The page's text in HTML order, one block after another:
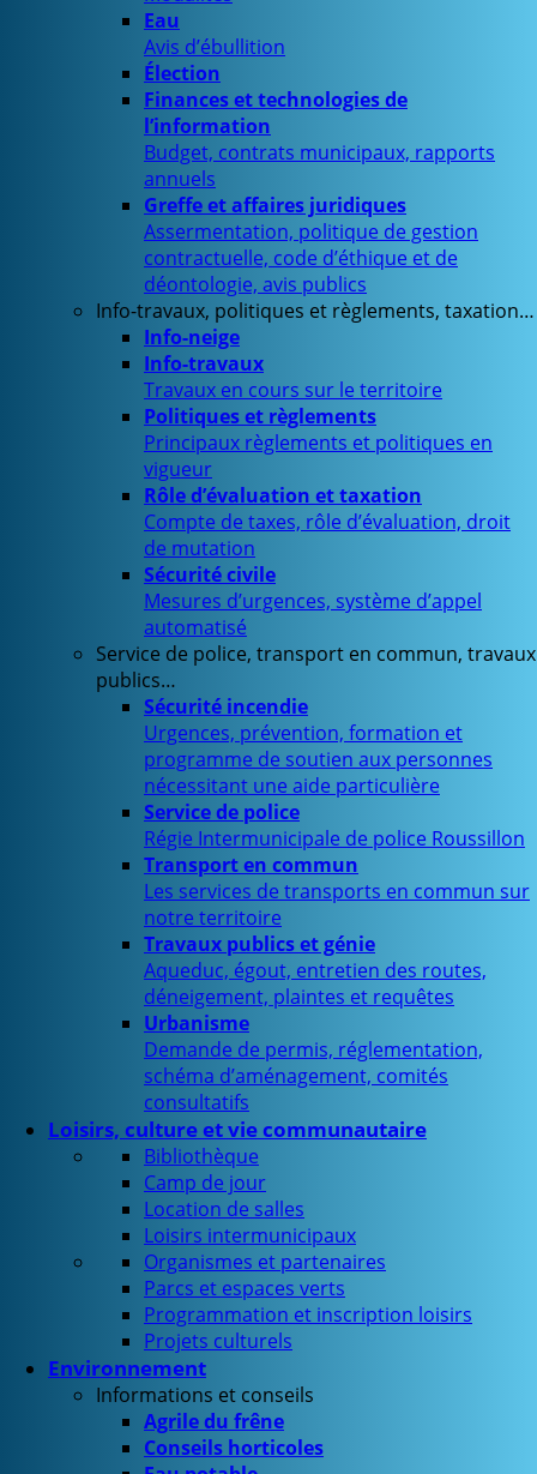
Eau
Avis d’ébullition
Élection
Finances et technologies de
l’information
Budget, contrats municipaux, rapports
annuels
Greffe et affaires juridiques
Assermentation, politique de gestion
contractuelle, code d’éthique et de
déontologie, avis publics
Info-travaux, politiques et règlements, taxation…
Info-neige
Info-travaux
Travaux en cours sur le territoire
Politiques et règlements
Principaux règlements et politiques en
vigueur
Rôle d’évaluation et taxation
Compte de taxes, rôle d’évaluation, droit
de mutation
Sécurité civile
Mesures d’urgences, système d’appel
automatisé
Service de police, transport en commun, travaux
publics…
Sécurité incendie
Urgences, prévention, formation et
programme de soutien aux personnes
nécessitant une aide particulière
Service de police
Régie Intermunicipale de police Roussillon
Transport en commun
Les services de transports en commun sur
notre territoire
Travaux publics et génie
Aqueduc, égout, entretien des routes,
déneigement, plaintes et requêtes
Urbanisme
Demande de permis, réglementation,
schéma d’aménagement, comités
consultatifs
Loisirs, culture et vie communautaire
Bibliothèque
Camp de jour
Location de salles
Loisirs intermunicipaux
Organismes et partenaires
Parcs et espaces verts
Programmation et inscription loisirs
Projets culturels
Environnement
Informations et conseils
Agrile du frêne
Conseils horticoles